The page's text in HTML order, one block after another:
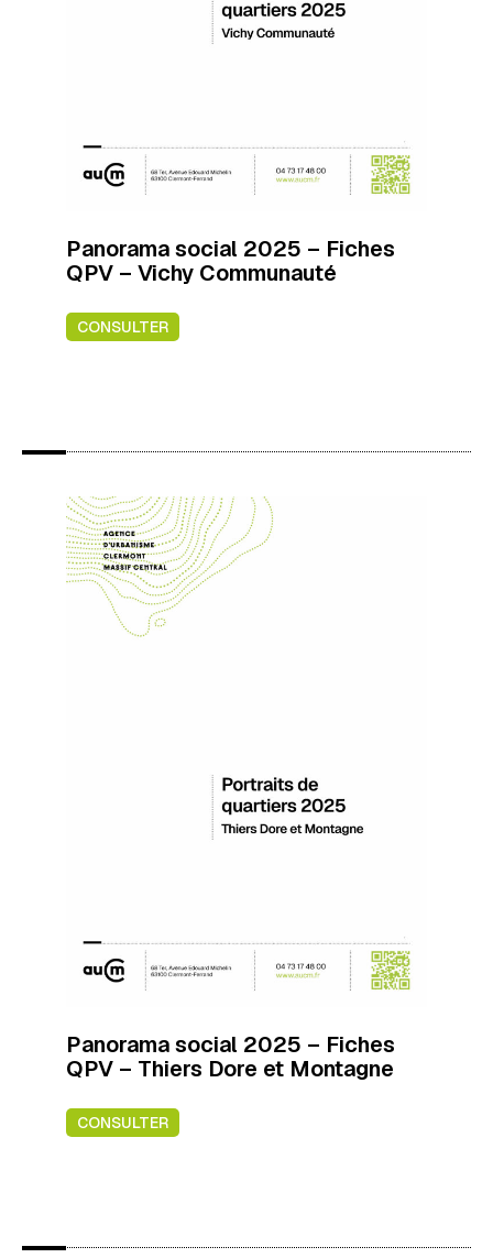
Panorama social 2025 – Fiches
QPV – Vichy Communauté
CONSULTER
Panorama social 2025 – Fiches
QPV – Thiers Dore et Montagne
CONSULTER